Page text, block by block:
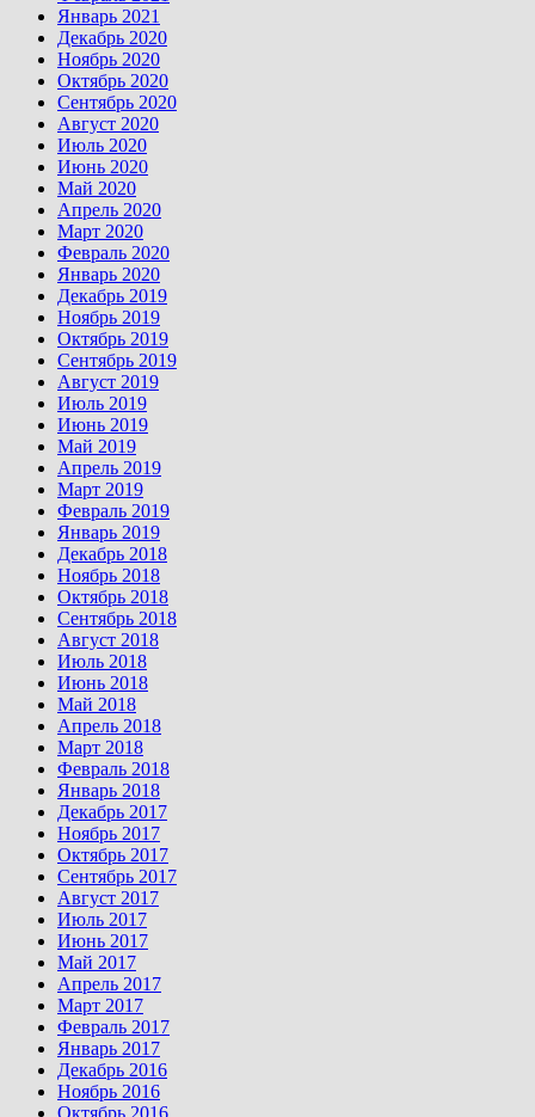
Январь 2021
Декабрь 2020
Ноябрь 2020
Октябрь 2020
Сентябрь 2020
Август 2020
Июль 2020
Июнь 2020
Май 2020
Апрель 2020
Март 2020
Февраль 2020
Январь 2020
Декабрь 2019
Ноябрь 2019
Октябрь 2019
Сентябрь 2019
Август 2019
Июль 2019
Июнь 2019
Май 2019
Апрель 2019
Март 2019
Февраль 2019
Январь 2019
Декабрь 2018
Ноябрь 2018
Октябрь 2018
Сентябрь 2018
Август 2018
Июль 2018
Июнь 2018
Май 2018
Апрель 2018
Март 2018
Февраль 2018
Январь 2018
Декабрь 2017
Ноябрь 2017
Октябрь 2017
Сентябрь 2017
Август 2017
Июль 2017
Июнь 2017
Май 2017
Апрель 2017
Март 2017
Февраль 2017
Январь 2017
Декабрь 2016
Ноябрь 2016